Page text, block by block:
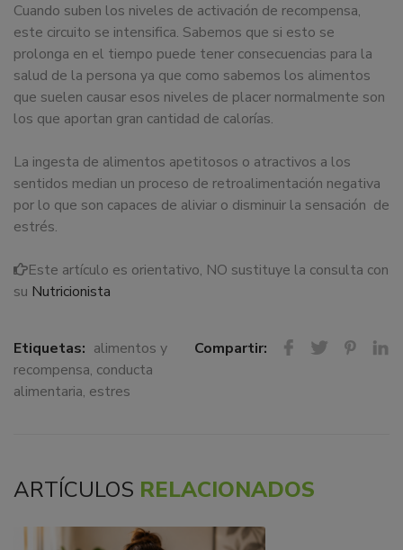
Cuando suben los niveles de activación de recompensa,
este circuito se intensifica. Sabemos que si esto se
prolonga en el tiempo puede tener consecuencias para la
salud de la persona ya que como sabemos los alimentos
que suelen causar esos niveles de placer normalmente son
los que aportan gran cantidad de calorías.
La ingesta de alimentos apetitosos o atractivos a los
sentidos median un proceso de retroalimentación negativa
por lo que son capaces de aliviar o disminuir la sensación de
estrés.
Este artículo es orientativo, NO sustituye la consulta con
su Nutricionista
Etiquetas: alimentos y
recompensa, conducta
alimentaria, estres
Compartir:
ARTÍCULOS RELACIONADOS